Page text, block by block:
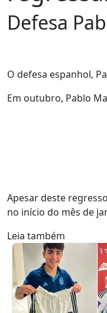
Defesa
O defesa espanhol,
Em outubro, Pablo
Apesar deste
no início do mês de
Leia também